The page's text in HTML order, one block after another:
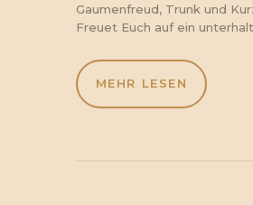
Gaumenfreud, Trunk und
Freuet Euch auf ein
MEHR LESEN